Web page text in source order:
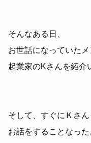
そんなある日、
お世話になっていたメ
起業家のKさんを紹介
そして、すぐにＫさん
お話をすることなった